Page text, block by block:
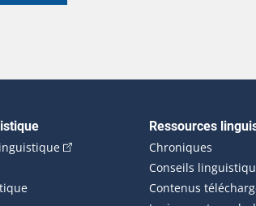
(Cet hyperlien externe s'ouvrira
Ressources
Chroniques
Conseils
Contenus